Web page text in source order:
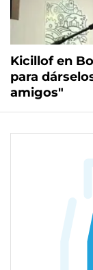
Kicillof en
para
amigos"